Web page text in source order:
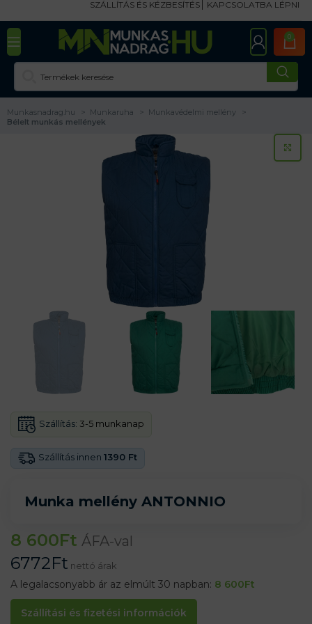
SZÁLLÍTÁS ÉS KÉZBESÍTÉS KAPCSOLATBA LÉPNI
0
Munkasnadrag.hu Munkaruha
Munkavédelmi mellény
Bélelt munkás mellények
Munka mellény ANTONNIO
Szállítás innen 1390 Ft
Szállítás: 3-5 munkanap
8 600Ft ÁFA-val
6772Ft nettó árak
A legalacsonyabb ár az elmúlt 30 napban: 8 600Ft
Szállítási és fizetési információk